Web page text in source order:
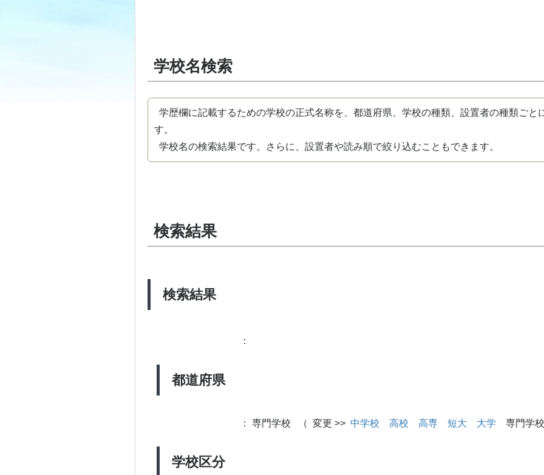
学校名検索
学歴欄に記載するための学校の正式名称を、都道府県、学校の種類、設置者の種類ごと
す。
学校名の検索結果です。さらに、設置者や読み順で絞り込むこともできます。
検索結果
検索結果
都道府県
：
学校区分
： 専門学校 （ 変更 >> 中学校 高校 高専 短大 大学 専門学